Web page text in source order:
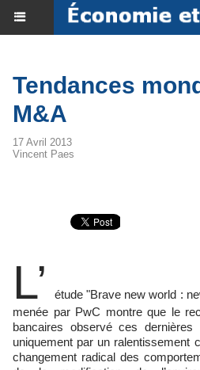
Tendances
M&A
17 Avril 2013
Vincent Paes
L’
étude "Brave new world :
menée par PwC montre que le
bancaires observé ces
uniquement par un ralentissement
changement radical des